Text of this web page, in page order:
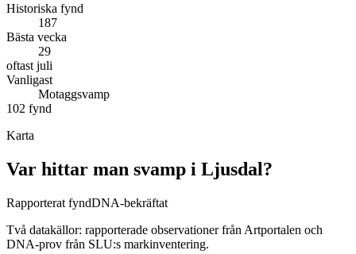
Historiska fynd
187
Bästa vecka
29
oftast juli
Vanligast
Motaggsvamp
102 fynd
Karta
Var hittar man svamp i Ljusdal?
Rapporterat fyndDNA-bekräftat
Två datakällor: rapporterade observationer från Artportalen och
DNA-prov från SLU:s markinventering.